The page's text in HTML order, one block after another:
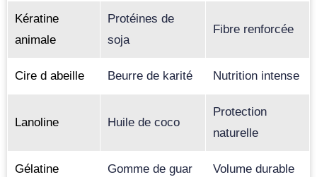
Kératine
animale
Protéines de
soja
Fibre renforcée
Cire d abeille Beurre de karité Nutrition intense
Lanoline Huile de coco
Protection
naturelle
Gélatine Gomme de guar Volume durable